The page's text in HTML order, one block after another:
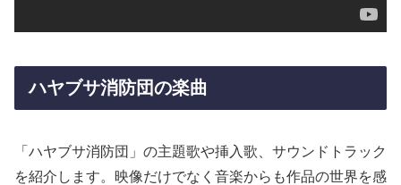
ハヤブサ消防団の楽曲
「ハヤブサ消防団」の主題歌や挿入歌、サウンドトラック
を紹介します。映像だけでなく音楽からも作品の世界を感